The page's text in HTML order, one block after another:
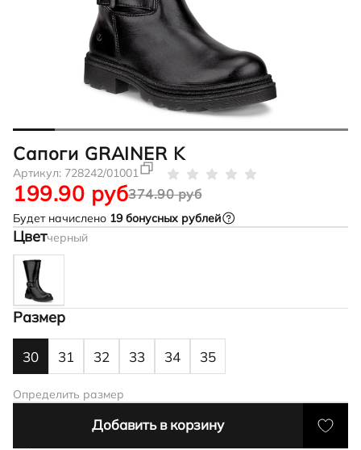
Сапоги GRAINER K
Артикул: 728242/01001
374.90 руб
199.90 руб
Будет начислено 19бонусных рублей
Цветчерный
Размер
30 31 32 33 34 35
Определить размер
Добавить в корзину